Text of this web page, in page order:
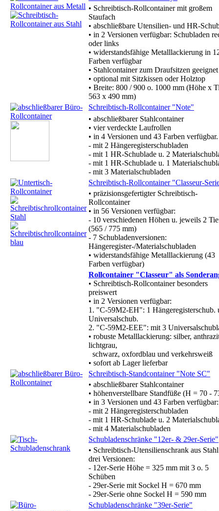
• Schreibtisch-Rollcontainer mit großem
Staufach
• abschließbare Utensilien- und HR-
• in 2 Versionen verfügbar: Schubladen
oder links
• widerstandsfähige Metalllackierung in
Farben verfügbar
• Stahlcontainer zum Draufsitzen geeignet
• optional mit Sitzkissen oder Holztop
• Breite: 800 / 900 o. 1000 mm (Höhe x
563 x 490 mm)
Schreibtisch-Rollcontainer "Note"
• abschließbarer Stahlcontainer
• vier verdeckte Laufrollen
• in 4 Versionen und 43 Farben verfügbar.
- mit 2 Hängeregisterschubladen
- mit 1 HR-Schublade u. 2
- mit 1 HR-Schublade u. 1
- mit 3 Materialschubladen
Schreibtisch-Rollcontainer "Classeur-
• präzisionsgefertigter Schreibtisch-
Rollcontainer
• in 56 Versionen verfügbar:
- 10 verschiedenen Höhen u. jeweils 2
(565 / 775 mm)
- 7 Schubladenversionen:
Hängeregister-/Materialschubladen
• widerstandsfähige Metalllackierung (43
Farben verfügbar)
Rollcontainer "Classeur" als
• Schreibtisch-Rollcontainer besonders
preiswert
• in 2 Versionen verfügbar:
1. "C-59M2-EH": 1 Hängeregisterschub.
Universalschub.
2. "C-59M2-EEE": mit 3
• robuste Metalllackierung: silber,
lichtgrau,
schwarz, oxfordblau und verkehrsweiß
• sofort ab Lager lieferbar
Schreibtisch-Standcontainer "Note SC"
• abschließbarer Stahlcontainer
• höhenverstellbare Standfüße (H = 70 -
• in 3 Versionen und 43 Farben verfügbar:
- mit 2 Hängeregisterschubladen
- mit 1 HR-Schublade u. 2
- mit 4 Materialschubladen
Schubladenschränke "12er- & 29er-Serie"
• Schreibtisch-Utensilienschrank aus
drei Versionen:
- 12er-Serie Höhe = 325 mm mit 3 o. 5
Schüben
- 29er-Serie mit Sockel H = 670 mm
- 29er-Serie ohne Sockel H = 590 mm
Schubladenschränke "39er-Serie"